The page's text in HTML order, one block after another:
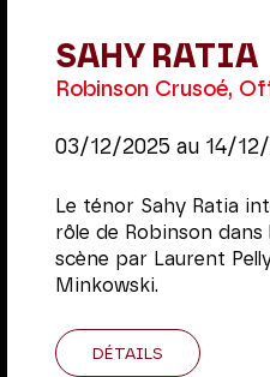
SAHY RATIA
Robinson Crusoé,
03/12/2025au 14/
Le ténor Sahy Ratia
rôle de Robinson
scène par Laurent
Minkowski.
DÉTAILS